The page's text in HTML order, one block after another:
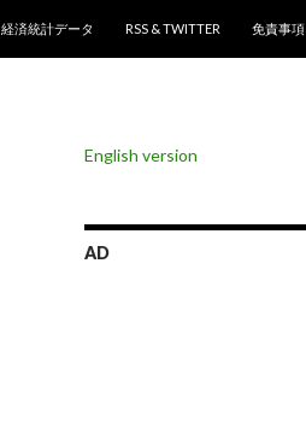
経済統計データ
RSS & TWITTER 免責事項
English version
AD